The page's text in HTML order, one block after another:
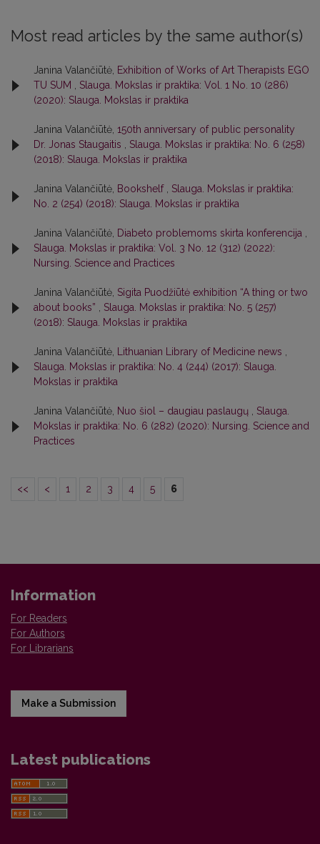
Most read articles by the same author(s)
Janina Valančiūtė, Exhibition of Works of Art Therapists EGO
TU SUM , Slauga. Mokslas ir praktika: Vol. 1 No. 10 (286)
(2020): Slauga. Mokslas ir praktika
Janina Valančiūtė, 150th anniversary of public personality
Dr. Jonas Staugaitis , Slauga. Mokslas ir praktika: No. 6 (258)
(2018): Slauga. Mokslas ir praktika
Janina Valančiūtė, Bookshelf , Slauga. Mokslas ir praktika:
No. 2 (254) (2018): Slauga. Mokslas ir praktika
Janina Valančiūtė, Diabeto problemoms skirta konferencija ,
Slauga. Mokslas ir praktika: Vol. 3 No. 12 (312) (2022):
Nursing. Science and Practices
Janina Valančiūtė, Sigita Puodžiūtė exhibition “A thing or two
about books” , Slauga. Mokslas ir praktika: No. 5 (257)
(2018): Slauga. Mokslas ir praktika
Janina Valančiūtė, Lithuanian Library of Medicine news ,
Slauga. Mokslas ir praktika: No. 4 (244) (2017): Slauga.
Mokslas ir praktika
Janina Valančiūtė, Nuo šiol – daugiau paslaugų , Slauga.
Mokslas ir praktika: No. 6 (282) (2020): Nursing. Science and
Practices
<< < 1 2 3 4 5 6
Information
For Readers
For Authors
For Librarians
Make a Submission
Latest publications